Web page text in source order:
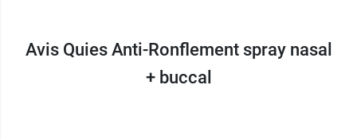
Avis Quies Anti-Ronflement spray nasal
+ buccal